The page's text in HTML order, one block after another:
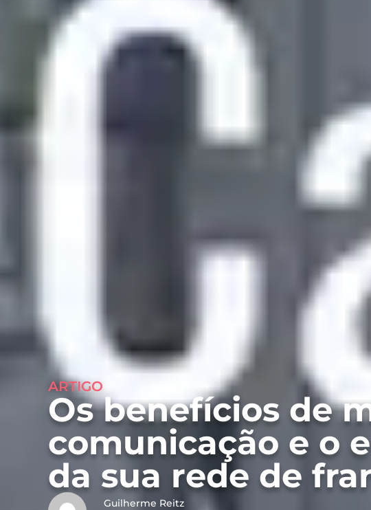
ARTIGO
Os benefícios de
comunicação e o
da sua rede de
Guilherme Reitz